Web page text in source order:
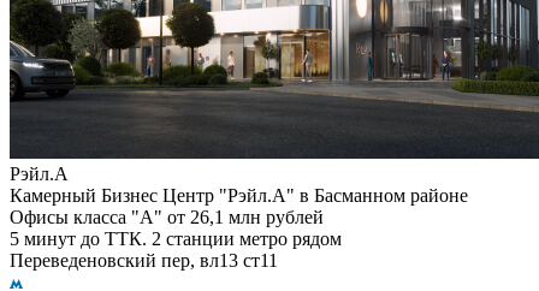
Рэйл.А
Камерный Бизнес Центр "Рэйл.А" в Басманном районе
Офисы класса "А" от 26,1 млн рублей
5 минут до ТТК. 2 станции метро рядом
Переведеновский пер, вл13 ст11